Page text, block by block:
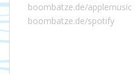
boombatze.de/applemusic
boombatze.de/spotify